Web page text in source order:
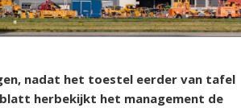
nadat het toestel eerder van tafel
herbekijkt het management de